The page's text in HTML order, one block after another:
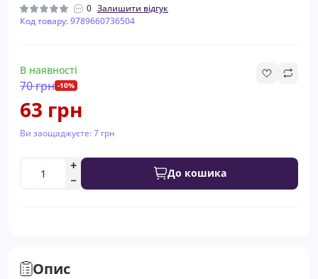
0 Залишити відгук
Код товару: 9789660736504
В наявності
70 грн -10%
63 грн
Ви заощаджуєте:7 грн
До кошика
Опис